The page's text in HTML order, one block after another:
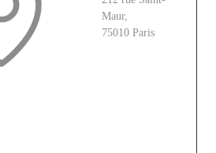
Maur,
75010 Paris